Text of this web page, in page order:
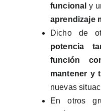
funcional y
aprendizaje
Dicho de
potencia
función
mantener y
nuevas
En otros